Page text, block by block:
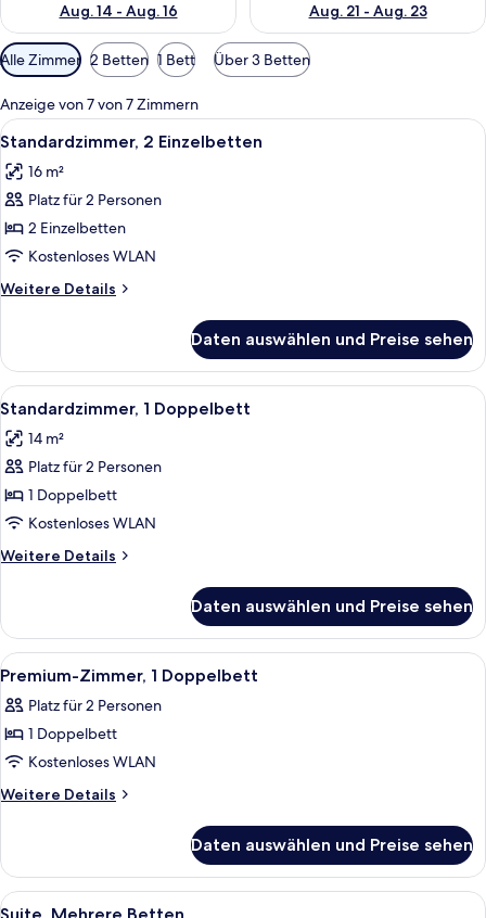
Aug. 14 - Aug. 16
Aug. 21 - Aug. 23
Verfügbare
Filter
für
Zimmer
Alle Zimmer 2 Betten 1 Bett Über 3 Betten
Anzeige von 7 von 7 Zimmern
Alle
Fotos
für
Standardzimmer,
2 Einzelbetten
anzeigen
Ein Hotelzimmer mit zwei Betten,
3
Standardzimmer, 2 Einzelbetten
16 m²
Platz für 2 Personen
2 Einzelbetten
Kostenloses WLAN
Weitere Details
Weitere
2 Einzelbetten
Daten auswählen und Preise sehen
Alle
Fotos
für
Standardzimmer,
1
Doppelbett
anzeigen
Ein Hotelzimmer mit einem großen
6
Standardzimmer, 1 Doppelbett
14 m²
Platz für 2 Personen
1 Doppelbett
Kostenloses WLAN
Weitere Details
Weitere
1
Doppelbett
Daten auswählen und Preise sehen
Alle
Fotos
für
Premium-
Zimmer,
1
Ein Hotelzimmer mit Bett,
5
Premium-Zimmer, 1 Doppelbett
Platz für 2 Personen
1 Doppelbett
Kostenloses WLAN
Weitere Details
Weitere
Zimmer,
Doppelbett
Daten auswählen und Preise sehen
Alle
Ein Hotelzimmer mit Bett,
4